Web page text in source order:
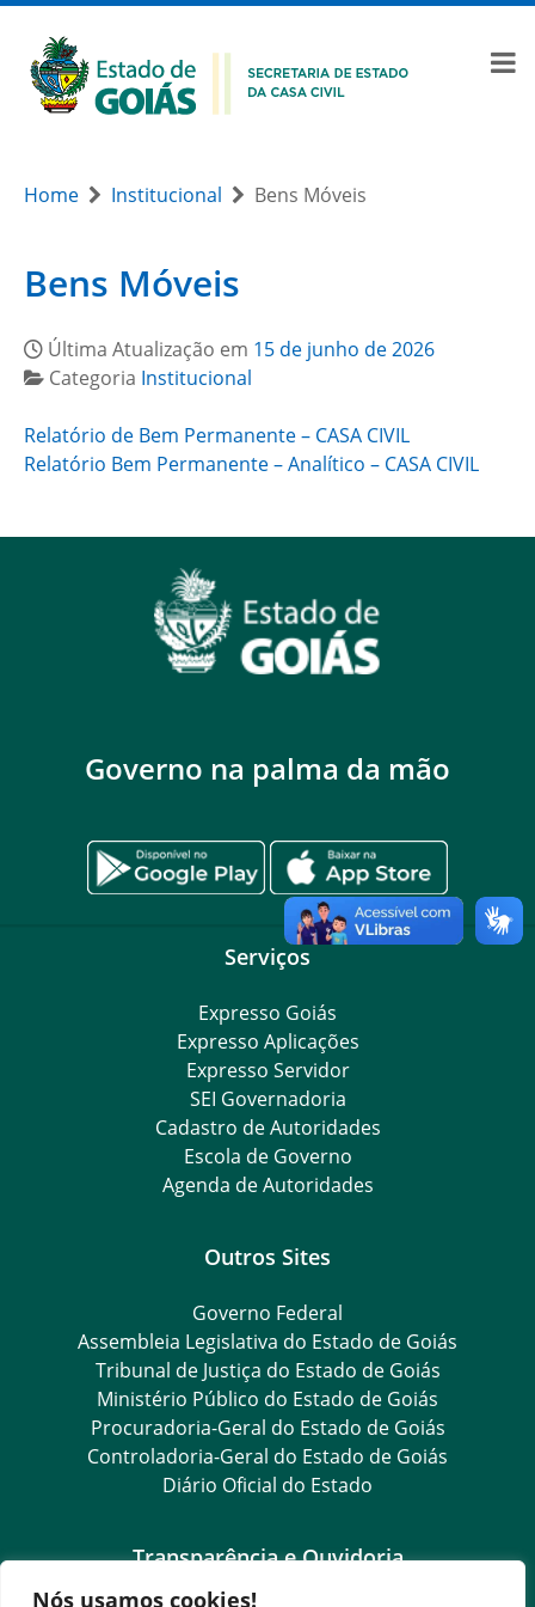
Nós usamos cookies!
Home Institucional Bens Móveis
Bens Móveis
Última Atualização em 15 de junho de 2026
Categoria Institucional
Relatório de Bem Permanente – CASA CIVIL
Relatório Bem Permanente – Analítico – CASA CIVIL
Governo na palma da mão
Serviços
Expresso Goiás
Expresso Aplicações
Expresso Servidor
SEI Governadoria
Cadastro de Autoridades
Escola de Governo
Agenda de Autoridades
Outros Sites
Governo Federal
Assembleia Legislativa do Estado de Goiás
Tribunal de Justiça do Estado de Goiás
Ministério Público do Estado de Goiás
Procuradoria-Geral do Estado de Goiás
Controladoria-Geral do Estado de Goiás
Diário Oficial do Estado
Transparência e Ouvidoria